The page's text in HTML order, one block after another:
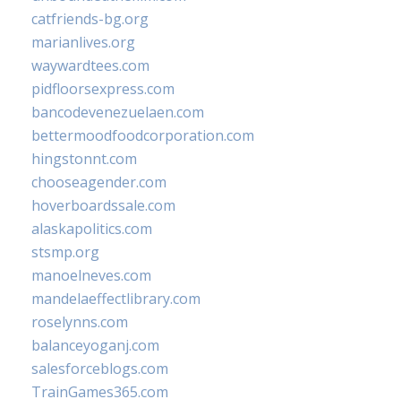
catfriends-bg.org
marianlives.org
waywardtees.com
pidfloorsexpress.com
bancodevenezuelaen.com
bettermoodfoodcorporation.com
hingstonnt.com
chooseagender.com
hoverboardssale.com
alaskapolitics.com
stsmp.org
manoelneves.com
mandelaeffectlibrary.com
roselynns.com
balanceyoganj.com
salesforceblogs.com
TrainGames365.com